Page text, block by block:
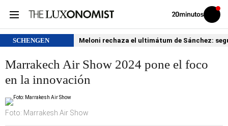
Volver
Iniciar
sesión
SCHENGEN Meloni rechaza el ultimátum de Sánchez:
Marrakech Air Show 2024 pone el foco
en la innovación
Foto: Marrakesh Air Show